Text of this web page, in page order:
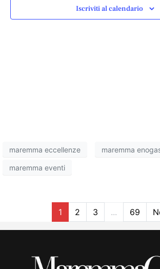
Iscriviti al calendario
maremma eccellenze maremma
maremma eventi
1 2 3 ... 69